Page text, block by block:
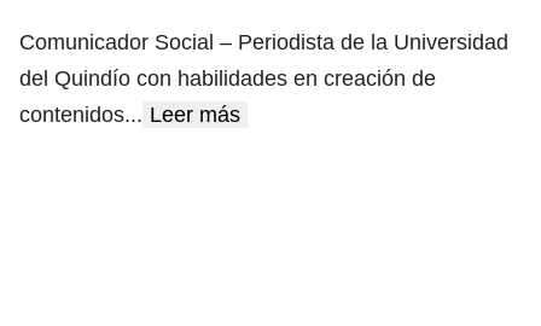
Comunicador Social – Periodista de la Universidad
del Quindío con habilidades en creación de
contenidos... Leer más